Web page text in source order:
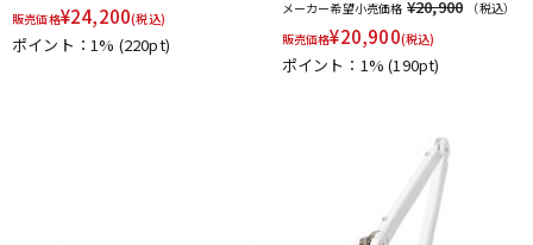
販売価格¥24,200(税込)
ポイント：1% (220pt)
メーカー希望小売価格 ¥20,900
（税込）
販売価格¥20,900(税込)
ポイント：1%(190pt)